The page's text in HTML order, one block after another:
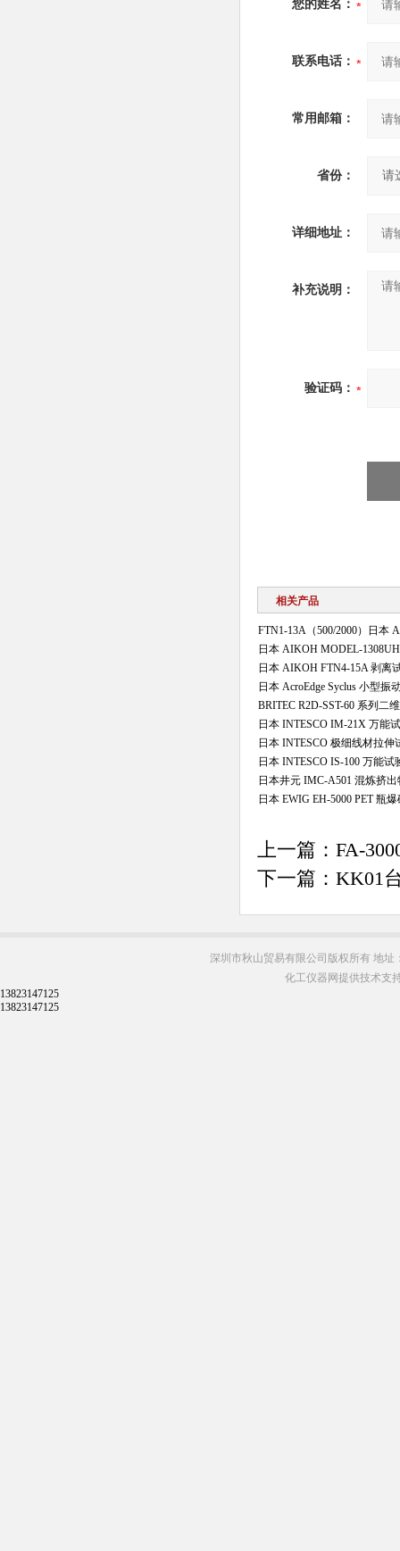
您的姓名：
联系电话：
常用邮箱：
省份：
详细地址：
补充说明：
验证码：
相关产品
FTN1‑13A（500/2000）日本
日本 AIKOH
日本 AIKOH FTN4‑15A 剥离
日本 AcroEdge Syclus 小型振
BRITEC R2D-SST-60 系列二
日本 INTESCO IM-21X 万能
日本 INTESCO 极细线材拉伸
日本 INTESCO IS-100 万能试
日本井元 IMC-A501 混炼挤
日本 EWIG EH-5000 PET 瓶
上一篇： FA-
下一篇： KK01
深圳市秋山贸易有限公司版权所有 地址
化工仪器网提供技术支
13823147125
13823147125